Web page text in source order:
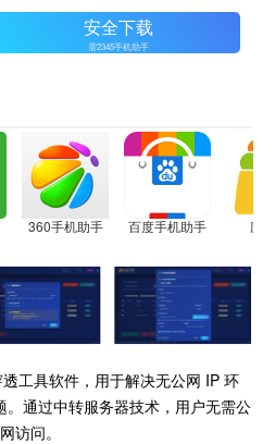
安全下载
需2345手机助手
360手机助手 百度手机助手 应
工具软件，用于解决无公网 IP 环
通过中转服务器技术，用户无需公
网访问。